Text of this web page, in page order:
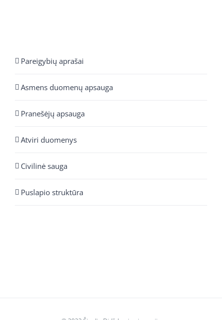
Pareigybių aprašai
Asmens duomenų apsauga
Pranešėjų apsauga
Atviri duomenys
Civilinė sauga
Puslapio struktūra